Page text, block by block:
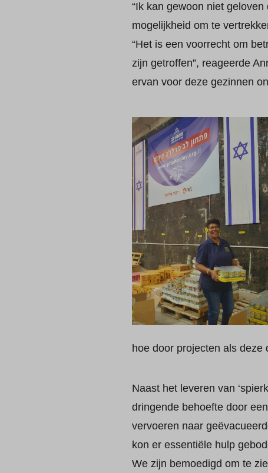
“Ik kan gewoon niet
mogelijkheid om te
“Het is een voorrecht om
zijn getroffen”, reageerde
ervan voor deze gezinnen
hoe door projecten als
Naast het leveren van
dringende behoefte door
vervoeren naar
kon er essentiële hulp
We zijn bemoedigd om te